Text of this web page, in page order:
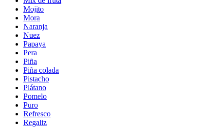
Mojito
Mora
Naranja
Nuez
Papaya
Pera
Piña
Piña colada
Pistacho
Plátano
Pomelo
Puro
Refresco
Regaliz